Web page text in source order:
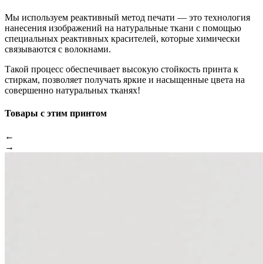
Мы используем реактивный метод печати — это технология
нанесения изображений на натуральные ткани с помощью
специальных реактивных красителей, которые химически
связываются с волокнами.
Такой процесс обеспечивает высокую стойкость принта к
стиркам, позволяет получать яркие и насыщенные цвета на
совершенно натуральных тканях!
Товары с этим принтом
←
→